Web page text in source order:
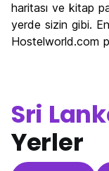
Ekonomik
haritası ve kitap
yerde sizin gibi.
Hostelworld.com
Sri
Yerler